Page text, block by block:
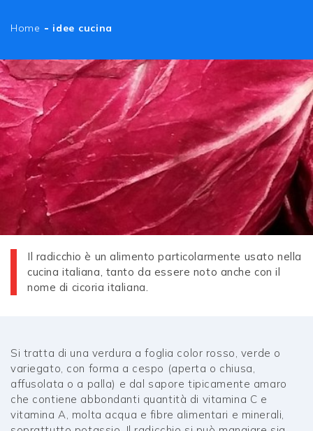
Home - idee cucina
Il radicchio è un alimento particolarmente usato nella
cucina italiana, tanto da essere noto anche con il
nome di cicoria italiana.
Si tratta di una verdura a foglia color rosso, verde o
variegato, con forma a cespo (aperta o chiusa,
affusolata o a palla) e dal sapore tipicamente amaro
che contiene abbondanti quantità di vitamina C e
vitamina A, molta acqua e fibre alimentari e minerali,